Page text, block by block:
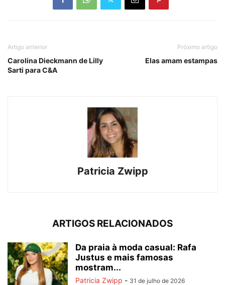
Artigo anterior
Carolina Dieckmann de Lilly
Sarti para C&A
Próximo artigo
Elas amam estampas
Patricia Zwipp
ARTIGOS RELACIONADOS
Da praia à moda casual: Rafa
Justus e mais famosas
mostram...
Patricia Zwipp - 31 de julho de 2026